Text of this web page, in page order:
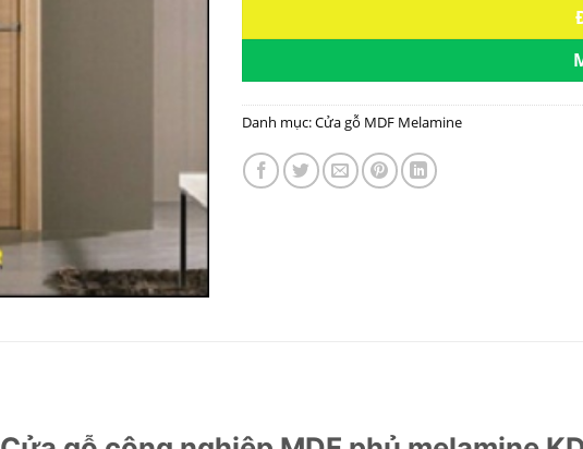
Danh mục:Cửa gỗ MDF Melamine